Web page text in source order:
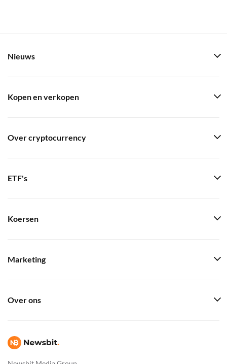
Nieuws
Kopen en verkopen
Over cryptocurrency
ETF's
Koersen
Marketing
Over ons